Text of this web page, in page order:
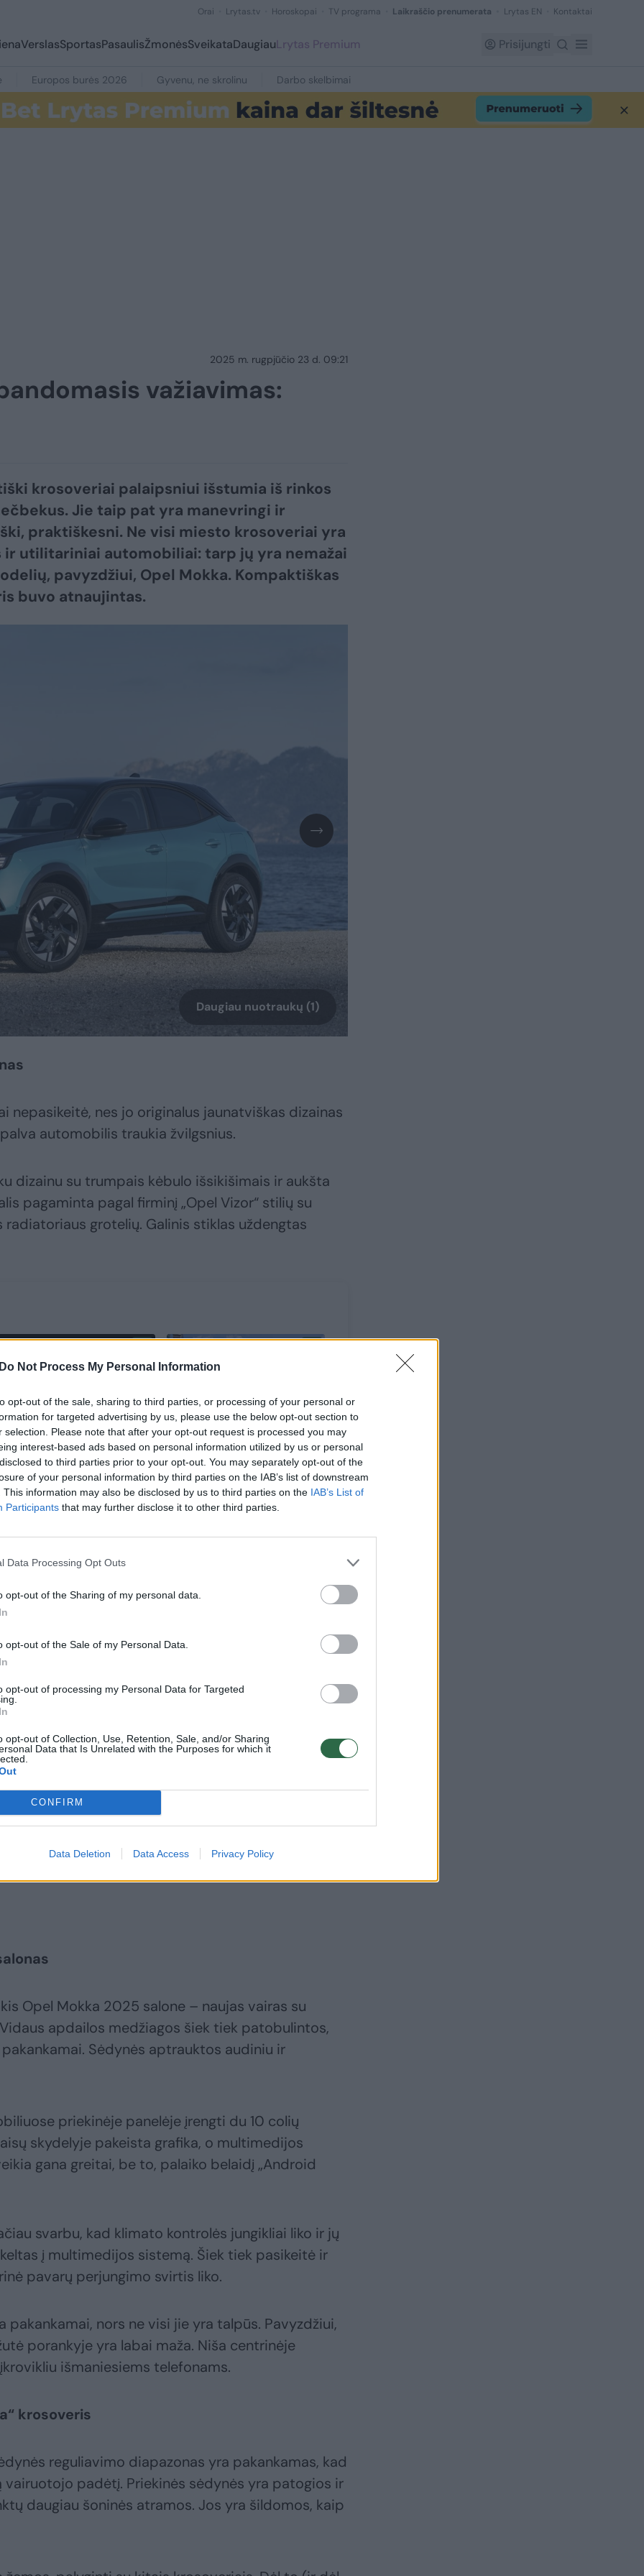
Do Not Process My Personal Information
opt-out of the sale, sharing to third parties, or processing of your personal or
for targeted advertising by us, please use the below opt-out section to
selection. Please note that after your opt-out request is processed you may
interest-based ads based on personal information utilized by us or personal
to third parties prior to your opt-out. You may separately opt-out of the
of your personal information by third parties on the IAB’s list of downstream
This information may also be disclosed by us to third parties on the IAB’s List of
Participants that may further disclose it to other third parties.
Data Processing Opt Outs
opt-out of the Sharing of my personal data.
opt-out of the Sale of my Personal Data.
opt-out of processing my Personal Data for Targeted
opt-out of Collection, Use, Retention, Sale, and/or Sharing
Data that Is Unrelated with the Purposes for which it
CONFIRM
Data Deletion Data Access Privacy Policy
Orai Lrytas.tv Horoskopai TV programa Laikraščio prenumerata Lrytas EN Kontaktai
VerslasSportasPasaulisŽmonėsSveikataDaugiauLrytas Premium Prisijungti
Europos burės 2026 Gyvenu, ne skrolinu Darbo skelbimai
2025 m. rugpjūčio 23 d. 09:21
važiavimas:
krosoveriai palaipsniui išstumia iš rinkos
Jie taip pat yra manevringi ir
praktiškesni. Ne visi miesto krosoveriai yra
ir utilitariniai automobiliai: tarp jų yra nemažai
pavyzdžiui, Opel Mokka. Kompaktiškas
buvo atnaujintas.
Daugiau nuotraukų (1)
nepasikeitė, nes jo originalus jaunatviškas dizainas
automobilis traukia žvilgsnius.
dizainu su trumpais kėbulo išsikišimais ir aukšta
pagaminta pagal firminį „Opel Vizor“ stilių su
grotelių. Galinis stiklas uždengtas
„Chevrolet“ sukūrė
galingiausią
„Corvette“: 1268 AG ir
nuo 0 iki 96 km/h per
2025 m. „Renault
Espace“ testas:
vienas iš nedaugelio
tokių septynviečių
atpažinti pirmiausia pagal naujus buferius ir
jis gavo 18 colių ratlankius, o chromuotas dekoras
atnaujinti „Opel“ logotipai.
Mokka“ priklauso B-SUV segmentui ir yra „Peugeot
brolis, nes visi šie modeliai pagaminti ant CMK
Opel Mokka 2025 salone – naujas vairas su
apdailos medžiagos šiek tiek patobulintos,
Sėdynės aptrauktos audiniu ir
priekinėje panelėje įrengti du 10 colių
skydelyje pakeista grafika, o multimedijos
gana greitai, be to, palaiko belaidį „Android
svarbu, kad klimato kontrolės jungikliai liko ir jų
į multimedijos sistemą. Šiek tiek pasikeitė ir
pavarų perjungimo svirtis liko.
pakankamai, nors ne visi jie yra talpūs. Pavyzdžiui,
porankyje yra labai maža. Niša centrinėje
išmaniesiems telefonams.
krosoveris
reguliavimo diapazonas yra pakankamas, kad
padėtį. Priekinės sėdynės yra patogios ir
daugiau šoninės atramos. Jos yra šildomos, kaip